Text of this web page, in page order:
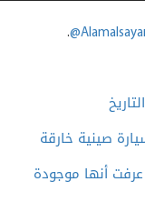
.
صينية خارقة
أنها موجودة